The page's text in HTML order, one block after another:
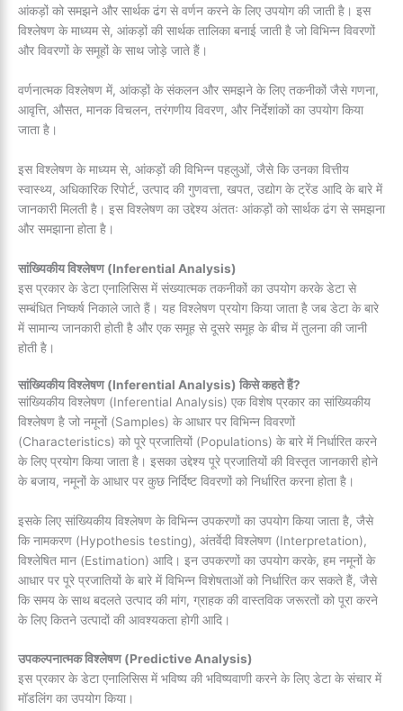
आंकड़ों को समझने और सार्थक ढंग से वर्णन करने के लिए उपयोग की जाती है। इस
विश्लेषण के माध्यम से, आंकड़ों की सार्थक तालिका बनाई जाती है जो विभिन्न विवरणों
और विवरणों के समूहों के साथ जोड़े जाते हैं।
वर्णनात्मक विश्लेषण में, आंकड़ों के संकलन और समझने के लिए तकनीकों जैसे गणना,
आवृत्ति, औसत, मानक विचलन, तरंगणीय विवरण, और निर्देशांकों का उपयोग किया
जाता है।
इस विश्लेषण के माध्यम से, आंकड़ों की विभिन्न पहलुओं, जैसे कि उनका वित्तीय
स्वास्थ्य, अधिकारिक रिपोर्ट, उत्पाद की गुणवत्ता, खपत, उद्योग के ट्रेंड आदि के बारे में
जानकारी मिलती है। इस विश्लेषण का उद्देश्य अंततः आंकड़ों को सार्थक ढंग से समझना
और समझाना होता है।
सांख्यिकीय विश्लेषण (Inferential Analysis)
इस प्रकार के डेटा एनालिसिस में संख्यात्मक तकनीकों का उपयोग करके डेटा से
सम्बंधित निष्कर्ष निकाले जाते हैं। यह विश्लेषण प्रयोग किया जाता है जब डेटा के बारे
में सामान्य जानकारी होती है और एक समूह से दूसरे समूह के बीच में तुलना की जानी
होती है।
सांख्यिकीय विश्लेषण (Inferential Analysis) किसे कहते हैं?
सांख्यिकीय विश्लेषण (Inferential Analysis) एक विशेष प्रकार का सांख्यिकीय
विश्लेषण है जो नमूनों (Samples) के आधार पर विभिन्न विवरणों
(Characteristics) को पूरे प्रजातियों (Populations) के बारे में निर्धारित करने
के लिए प्रयोग किया जाता है। इसका उद्देश्य पूरे प्रजातियों की विस्तृत जानकारी होने
के बजाय, नमूनों के आधार पर कुछ निर्दिष्ट विवरणों को निर्धारित करना होता है।
इसके लिए सांख्यिकीय विश्लेषण के विभिन्न उपकरणों का उपयोग किया जाता है, जैसे
कि नामकरण (Hypothesis testing), अंतर्वेदी विश्लेषण (Interpretation),
विश्लेषित मान (Estimation) आदि। इन उपकरणों का उपयोग करके, हम नमूनों के
आधार पर पूरे प्रजातियों के बारे में विभिन्न विशेषताओं को निर्धारित कर सकते हैं, जैसे
कि समय के साथ बदलते उत्पाद की मांग, ग्राहक की वास्तविक जरूरतों को पूरा करने
के लिए कितने उत्पादों की आवश्यकता होगी आदि।
उपकल्पनात्मक विश्लेषण (Predictive Analysis)
इस प्रकार के डेटा एनालिसिस में भविष्य की भविष्यवाणी करने के लिए डेटा के संचार में
मॉडलिंग का उपयोग किया।